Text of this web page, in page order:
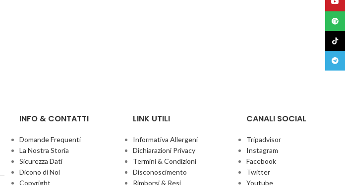
INFO & CONTATTI
Domande Frequenti
La Nostra Storia
Sicurezza Dati
Dicono di Noi
Copyright
LINK UTILI
Informativa Allergeni
Dichiarazioni Privacy
Termini & Condizioni
Disconoscimento
Rimborsi & Resi
CANALI SOCIAL
Tripadvisor
Instagram
Facebook
Twitter
Youtube